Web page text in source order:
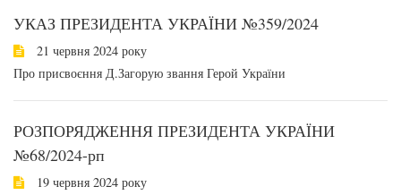
УКАЗ ПРЕЗИДЕНТА УКРАЇНИ №359/2024
21 червня 2024 року
Про присвоєння Д.Загорую звання Герой України
РОЗПОРЯДЖЕННЯ ПРЕЗИДЕНТА УКРАЇНИ
№68/2024-рп
19 червня 2024 року